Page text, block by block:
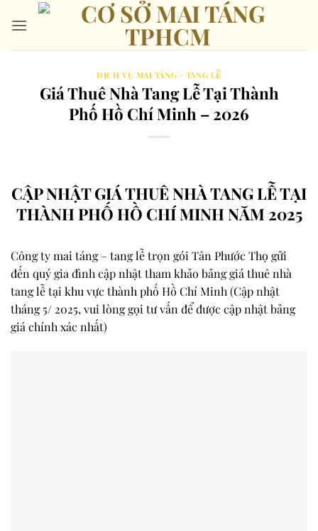
qua
DỊCH VỤ MAI TÁNG - TANG LỄ
Giá Thuê Nhà Tang Lễ Tại Thành
Phố Hồ Chí Minh – 2026
CẬP NHẬT GIÁ THUÊ NHÀ TANG LỄ TẠI
THÀNH PHỐ HỒ CHÍ MINH NĂM 2025
Công ty mai táng – tang lễ trọn gói Tân Phước Thọ gửi
đến quý gia đình cập nhật tham khảo bảng giá thuê nhà
tang lễ tại khu vực thành phố Hồ Chí Minh (Cập nhật
tháng 5/ 2025, vui lòng gọi tư vấn để được cập nhật bảng
giá chính xác nhất)